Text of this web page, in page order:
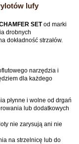
lufy
SETod marki
drobnych
dokładność strzałów.
narzędzia i
dla każdego
płynne i wolne od drgań
lub dodatkowych
nie zarysują ani nie
na strzelnicę lub do